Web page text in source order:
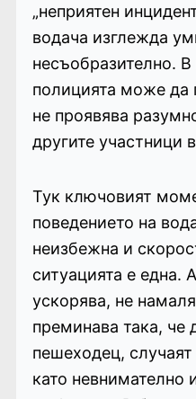
„неприятен
водача изглежда
несъобразително.
полицията може да
не проявява
другите участници
Тук ключовият
поведението на
неизбежна и
ситуацията е една.
ускорява, не
преминава така, че
пешеходец,
като невнимателно